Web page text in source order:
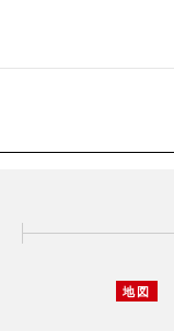
地図